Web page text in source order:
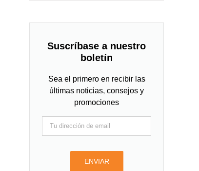
Suscríbase a nuestro
boletín
Sea el primero en recibir las
últimas noticias, consejos y
promociones